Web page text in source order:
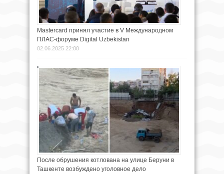
Mastercard принял участие в V Международном
ПЛАС-форуме Digital Uzbekistan
02.06.2025 22:00
После обрушения котлована на улице Беруни в
Ташкенте возбуждено уголовное дело